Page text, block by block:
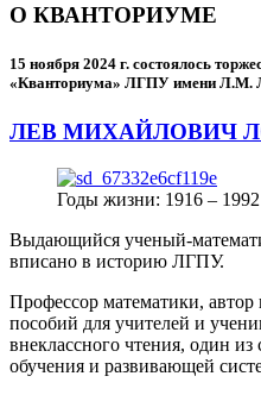
О КВАНТОРИУМЕ
15 ноября 2024 г. состоялось
«Кванториума» ЛГПУ имени Л.М.
ЛЕВ МИХАЙЛОВИЧ
Годы жизни: 1916 – 1992
Выдающийся ученый-
вписано в историю ЛГПУ.
Профессор математики,
пособий для учителей и
внеклассного чтения, один
обучения и развивающей